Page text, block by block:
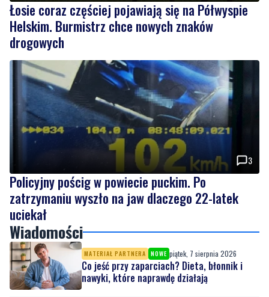
Łosie coraz częściej pojawiają się na Półwyspie
Helskim. Burmistrz chce nowych znaków
drogowych
3
Policyjny pościg w powiecie puckim. Po
zatrzymaniu wyszło na jaw dlaczego 22-latek
uciekał
Wiadomości
MATERIAŁ PARTNERA NOWE piątek, 7 sierpnia 2026
Co jeść przy zaparciach? Dieta, błonnik i
nawyki, które naprawdę działają